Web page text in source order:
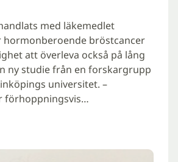
med läkemedlet
bröstcancer
att överleva också på lång
ny studie från en forskargrupp
universitet. –
förhoppningsvis…